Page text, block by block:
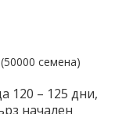
(50000 семена)
120 – 125 дни,
начален